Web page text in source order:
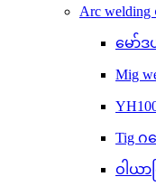
Arc
မော်
Mig
Tig
ဝါယ